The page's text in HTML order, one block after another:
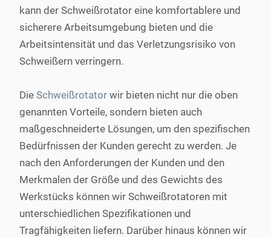
kann der Schweißrotator eine komfortablere und
sicherere Arbeitsumgebung bieten und die
Arbeitsintensität und das Verletzungsrisiko von
Schweißern verringern.
Die Schweißrotator wir bieten nicht nur die oben
genannten Vorteile, sondern bieten auch
maßgeschneiderte Lösungen, um den spezifischen
Bedürfnissen der Kunden gerecht zu werden. Je
nach den Anforderungen der Kunden und den
Merkmalen der Größe und des Gewichts des
Werkstücks können wir Schweißrotatoren mit
unterschiedlichen Spezifikationen und
Tragfähigkeiten liefern. Darüber hinaus können wir